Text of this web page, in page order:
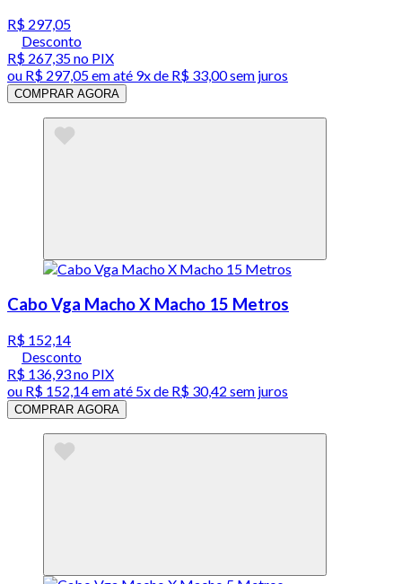
R$ 297,05
Desconto
R$ 267,35no PIX
ou R$ 297,05em até 9x de R$ 33,00 sem juros
COMPRAR AGORA
Cabo Vga Macho X Macho 15 Metros
R$ 152,14
Desconto
R$ 136,93no PIX
ou R$ 152,14em até 5x de R$ 30,42 sem juros
COMPRAR AGORA